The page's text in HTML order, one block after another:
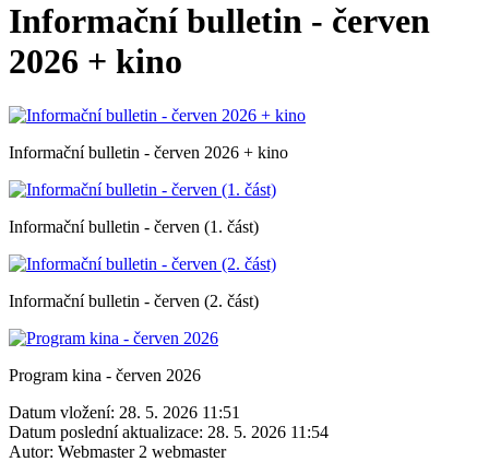
Informační bulletin - červen
2026 + kino
Informační bulletin - červen 2026 + kino
Informační bulletin - červen (1. část)
Informační bulletin - červen (2. část)
Program kina - červen 2026
Datum vložení: 28. 5. 2026 11:51
Datum poslední aktualizace: 28. 5. 2026 11:54
Autor: Webmaster 2 webmaster